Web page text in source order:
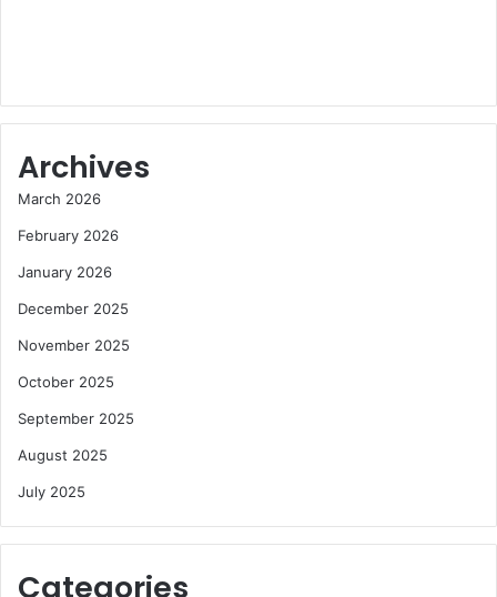
Archives
March 2026
February 2026
January 2026
December 2025
November 2025
October 2025
September 2025
August 2025
July 2025
Categories